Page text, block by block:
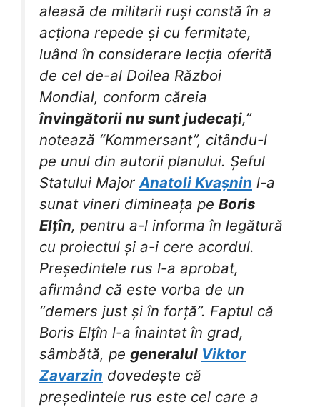
aleasă de militarii ruși constă în a
acționa repede și cu fermitate,
luând în considerare lecția oferită
de cel de-al Doilea Război
Mondial, conform căreia
învingătorii nu sunt judecați,”
notează “Kommersant”, citându-l
pe unul din autorii planului. Șeful
Statului MajorAnatoli Kvașnin l-a
sunat vineri dimineața pe Boris
Elțîn, pentru a-l informa în legătură
cu proiectul și a-i cere acordul.
Președintele rus l-a aprobat,
afirmând că este vorba de un
“demers just și în forță”. Faptul că
Boris Elțîn l-a înaintat în grad,
sâmbătă, pe generalul Viktor
Zavarzin dovedește că
președintele rus este cel care a